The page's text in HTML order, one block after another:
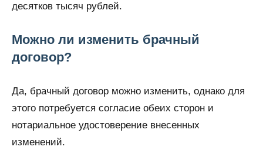
десятков тысяч рублей.
Можно ли изменить брачный
договор?
Да, брачный договор можно изменить, однако для
этого потребуется согласие обеих сторон и
нотариальное удостоверение внесенных
изменений.